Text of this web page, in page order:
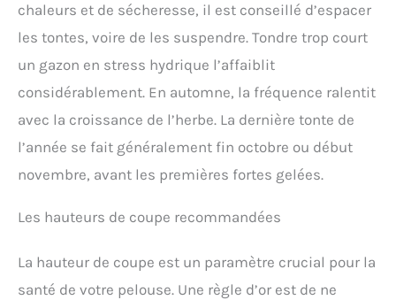
chaleurs et de sécheresse, il est conseillé d’espacer
les tontes, voire de les suspendre. Tondre trop court
un gazon en stress hydrique l’affaiblit
considérablement. En automne, la fréquence ralentit
avec la croissance de l’herbe. La dernière tonte de
l’année se fait généralement fin octobre ou début
novembre, avant les premières fortes gelées.
Les hauteurs de coupe recommandées
La hauteur de coupe est un paramètre crucial pour la
santé de votre pelouse. Une règle d’or est de ne